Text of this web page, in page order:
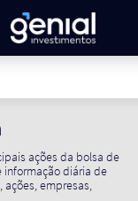
ações da bolsa de
informação diária de
ações, empresas,